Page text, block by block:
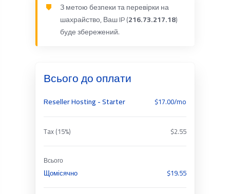
З метою безпеки та перевірки на
шахрайство, Ваш IP (216.73.217.18)
буде збережений.
Всього до оплати
Reseller Hosting - Starter $17.00/mo
Tax (15%) $2.55
Всього
Щомісячно $19.55